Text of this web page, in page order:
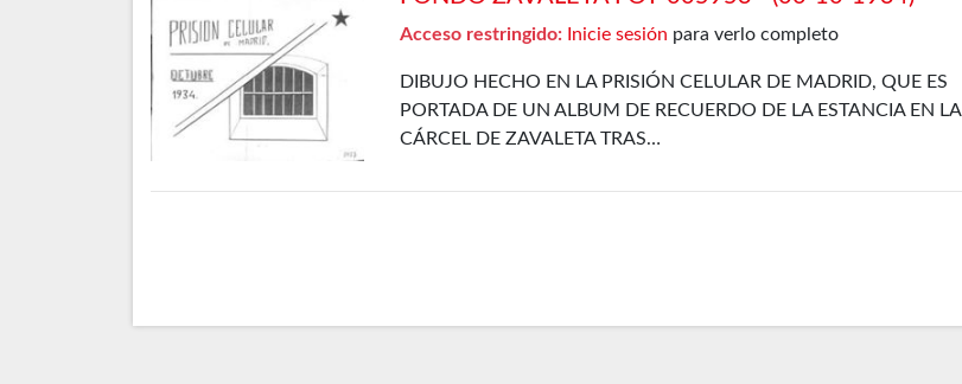
Acceso restringido: Inicie sesión para verlo completo
DIBUJO HECHO EN LA PRISIÓN CELULAR DE MADRID, QUE ES
PORTADA DE UN ALBUM DE RECUERDO DE LA ESTANCIA EN LA
CÁRCEL DE ZAVALETA TRAS…